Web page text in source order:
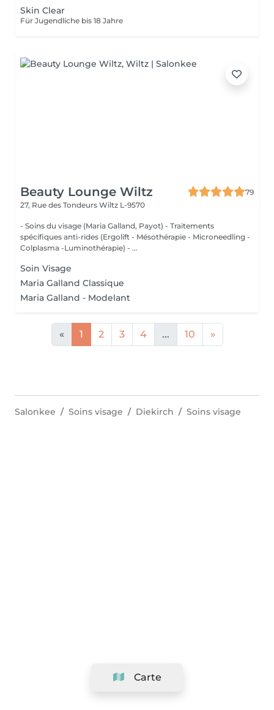
Skin Clear
Für Jugendliche bis 18 Jahre
Beauty Lounge Wiltz
79
27, Rue des Tondeurs Wiltz L-9570
- Soins du visage (Maria Galland, Payot) - Traitements
spécifiques anti-rides (Ergolift - Mésothérapie - Microneedling -
Colplasma -Luminothérapie) - ...
Soin Visage
Maria Galland Classique
Maria Galland - Modelant
« 1 2 3 4 ... 10 »
Carte
Salonkee Soins visage Diekirch Soins visage